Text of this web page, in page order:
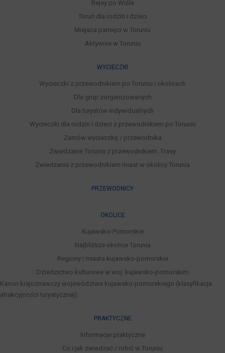
Rejsy po Wiśle
Toruń dla rodzin i dzieci
Miejsca pamięci w Toruniu
Aktywnie w Toruniu
WYCIECZKI
Wycieczki z przewodnikiem po Toruniu i okolicach
Dla grup zorganizowanych
Dla turystów indywidualnych
Wycieczki dla rodzin i dzieci z przewodnikiem po Toruniu
Zamów wycieczkę / przewodnika
Zwiedzanie Torunia z przewodnikiem. Trasy
Zwiedzanie z przewodnikiem miast w okolicy Torunia
PRZEWODNICY
OKOLICE
Kujawsko-Pomorskie
Najbliższe okolice Torunia
Regiony i miasta kujawsko-pomorskie
Dziedzictwo kulturowe w woj. kujawsko-pomorskim
Kanon krajoznawczy województwa kujawsko-pomorskiego (klasyfikacja
atrakcyjności turystycznej)
PRAKTYCZNE
Informacje praktyczne
Co i jak zwiedzać / robić w Toruniu